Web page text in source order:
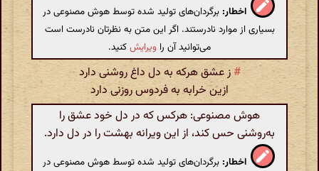
اخطار: برگردان‌های تولید شده توسط هوش مصنوعی در
بسیاری از موارد نادرستند. اگر این متن به نظرتان نادرست است
می‌توانید آن را ویرایشکنید.
# ز عشق هرکه به دل داغ روشنی دارد
ازین خرابه به فردوس روزنی دارد
هوش مصنوعی: هرکس که در دل خود عشق را
به‌روشنی حس کند، از این ویرانه بهشت را در دل دارد.
اخطار: برگردان‌های تولید شده توسط هوش مصنوعی در